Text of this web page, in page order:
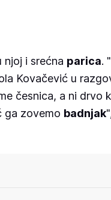
njoj i srećna parica.
Kovačević u
česnica, a ni drvo
ga zovemo badnjak